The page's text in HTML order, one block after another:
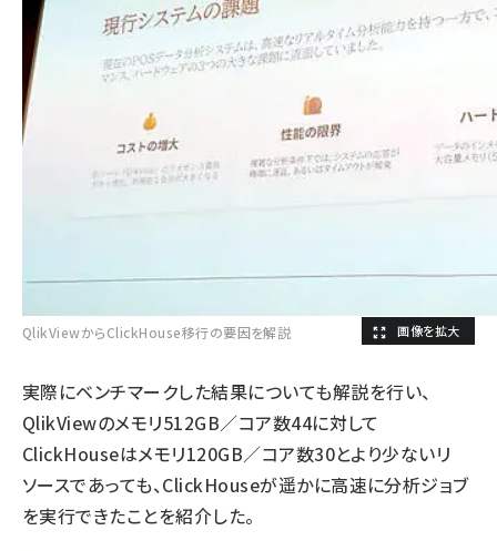
QlikViewからClickHouse移行の要因を解説
実際にベンチマークした結果についても解説を行い、
QlikViewのメモリ512GB／コア数44に対して
ClickHouseはメモリ120GB／コア数30とより少ないリ
ソースであっても、ClickHouseが遥かに高速に分析ジョブ
を実行できたことを紹介した。